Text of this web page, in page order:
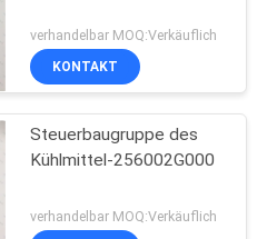
verhandelbar MOQ:Verkäuflich
KONTAKT
Steuerbaugruppe des
Kühlmittel-256002G000
verhandelbar MOQ:Verkäuflich